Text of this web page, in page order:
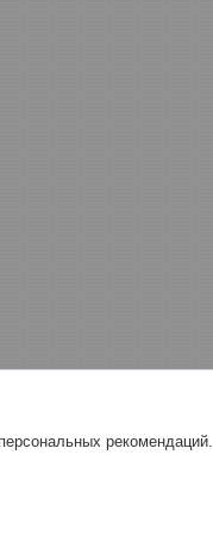
рекомендаций.